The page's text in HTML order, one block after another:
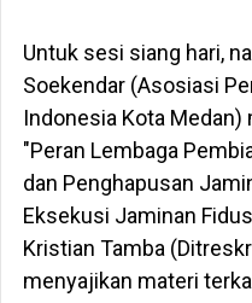
Untuk sesi siang hari,
Soekendar (Asosiasi
Indonesia Kota
"Peran Lembaga
dan Penghapusan
Eksekusi Jaminan
Kristian Tamba
menyajikan materi